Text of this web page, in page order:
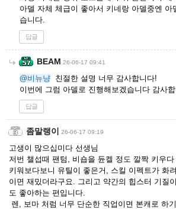
아델 자체 체급이 좋아서 키네랑 아델중엔 아
습니다.
답글
BEAM 26-06-17 09:41
@비뉴냥 친절한 설명 너무 감사합니다!
이번에 그럼 아델로 진행해보겠습니다 감사
답글
좀말랭이 26-06-17 09:19
고생이 많으십미다 선생님
저번 챌섭때 팬텀, 비숍을 듄켈 정도 깔짝 키우다
키워보다보니 유틸이 좋은거, 스킬 이펙트가 화
이면 재밌더라구요. 그리고 약간의 힙스터 기질
도 좋아하는 편입니다.
렌, 보마 처럼 너무 단순한 직업이면 본캐로 하